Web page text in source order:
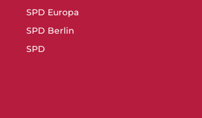
SPD Europa
SPD Berlin
SPD